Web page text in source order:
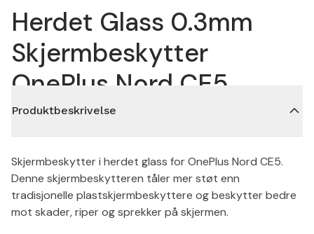
Herdet Glass 0.3mm
Skjermbeskytter
OnePlus Nord CE5
Produktbeskrivelse
Skjermbeskytter i herdet glass for OnePlus Nord CE5.
Denne skjermbeskytteren tåler mer støt enn
tradisjonelle plastskjermbeskyttere og beskytter bedre
mot skader, riper og sprekker på skjermen.